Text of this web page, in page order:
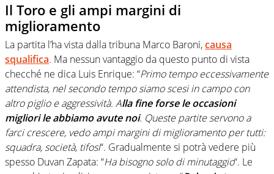
Il Toro e gli ampi margini di
miglioramento
La partita l’ha vista dalla tribuna Marco Baroni,causa
squalifica. Ma nessun vantaggio da questo punto di vista
checché ne dica Luis Enrique: “Primo tempo eccessivamente
attendista, nel secondo tempo siamo scesi in campo con
altro piglio e aggressività. Alla fine forse le occasioni
migliori le abbiamo avute noi. Queste partite servono a
farci crescere, vedo ampi margini di miglioramento per tutti:
squadra, società, tifosi“. Gradualmente si potrà vedere più
spesso Duvan Zapata: “Ha bisogno solo di minutaggio“. Le